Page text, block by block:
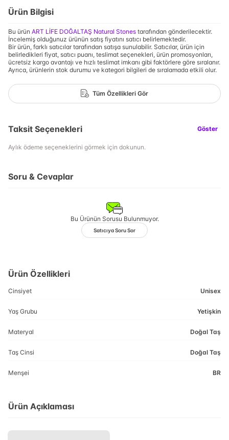
Ürün Bilgisi
Bu ürün ART LİFE DOĞALTAŞ Natural Stones tarafından gönderilecektir.
İncelemiş olduğunuz ürünün satış fiyatını satıcı belirlemektedir.
Bir ürün, farklı satıcılar tarafından satışa sunulabilir. Satıcılar, ürün için
belirledikleri fiyat, satıcı puanı, teslimat seçenekleri, ürün promosyonları,
ücretsiz kargo avantajı ve hızlı teslimat imkanı gibi faktörlere göre sıralanır.
Ayrıca, ürünlerin stok durumu ve kategori bilgileri de sıralamada etkili olur.
Tüm Özellikleri Gör
Taksit Seçenekleri Göster
Aylık ödeme seçeneklerini görmek için dokunun.
Soru & Cevaplar
Bu Ürünün Sorusu Bulunmuyor.
Satıcıya Soru Sor
Ürün Özellikleri
Cinsiyet Unisex
Yaş Grubu Yetişkin
Materyal Doğal Taş
Taş Cinsi Doğal Taş
Menşei BR
Ürün Açıklaması